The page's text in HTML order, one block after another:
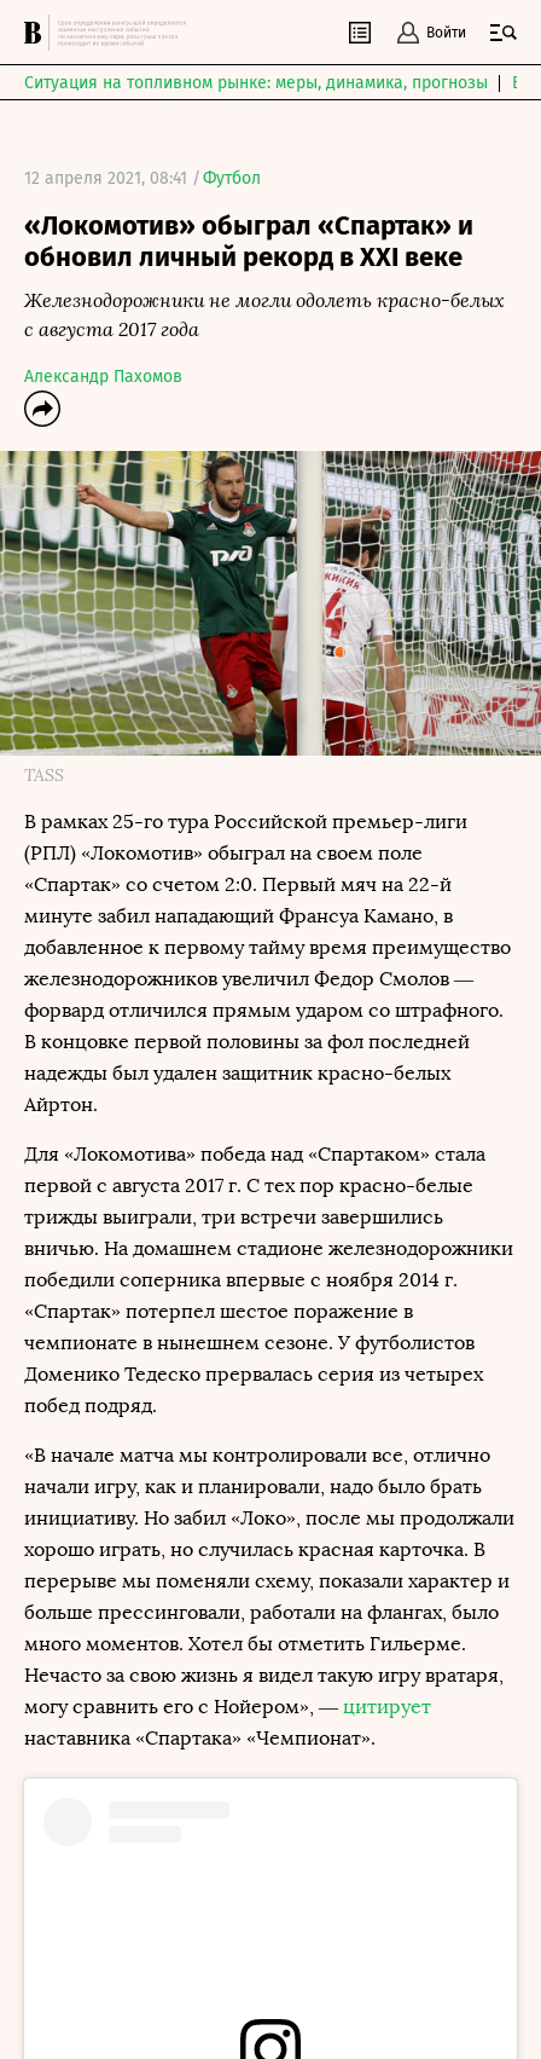
Войти
Ситуация на топливном рынке: меры, динамика, прогнозы
12 апреля 2021, 08:41 /Футбол
«Локомотив» обыграл «Спартак» и
обновил личный рекорд в XXI веке
Железнодорожники не могли одолеть красно-белых
с августа 2017 года
Александр Пахомов
TASS
В рамках 25-го тура Российской премьер-лиги
(РПЛ) «Локомотив» обыграл на своем поле
«Спартак» со счетом 2:0. Первый мяч на 22-й
минуте забил нападающий Франсуа Камано, в
добавленное к первому тайму время преимущество
железнодорожников увеличил Федор Смолов —
форвард отличился прямым ударом со штрафного.
В концовке первой половины за фол последней
надежды был удален защитник красно-белых
Айртон.
Для «Локомотива» победа над «Спартаком» стала
первой с августа 2017 г. С тех пор красно-белые
трижды выиграли, три встречи завершились
вничью. На домашнем стадионе железнодорожники
победили соперника впервые с ноября 2014 г.
«Спартак» потерпел шестое поражение в
чемпионате в нынешнем сезоне. У футболистов
Доменико Тедеско прервалась серия из четырех
побед подряд.
«В начале матча мы контролировали все, отлично
начали игру, как и планировали, надо было брать
инициативу. Но забил «Локо», после мы продолжали
хорошо играть, но случилась красная карточка. В
перерыве мы поменяли схему, показали характер и
больше прессинговали, работали на флангах, было
много моментов. Хотел бы отметить Гильерме.
Нечасто за свою жизнь я видел такую игру вратаря,
могу сравнить его с Нойером», — цитирует
наставника «Спартака» «Чемпионат».